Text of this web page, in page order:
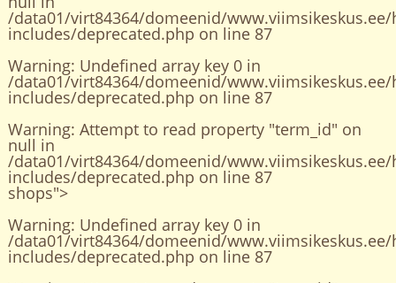
/data01/virt84364/domeenid/
includes/deprecated.php on line 87
Warning: Undefined array key 0 in
/data01/virt84364/domeenid/
includes/deprecated.php on line 87
Warning: Attempt to read property "term_id" on
null in
/data01/virt84364/domeenid/
includes/deprecated.php on line 87
shops">
Warning: Undefined array key 0 in
/data01/virt84364/domeenid/
includes/deprecated.php on line 87